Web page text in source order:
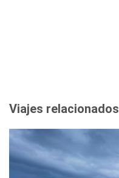
Viajes relacionados